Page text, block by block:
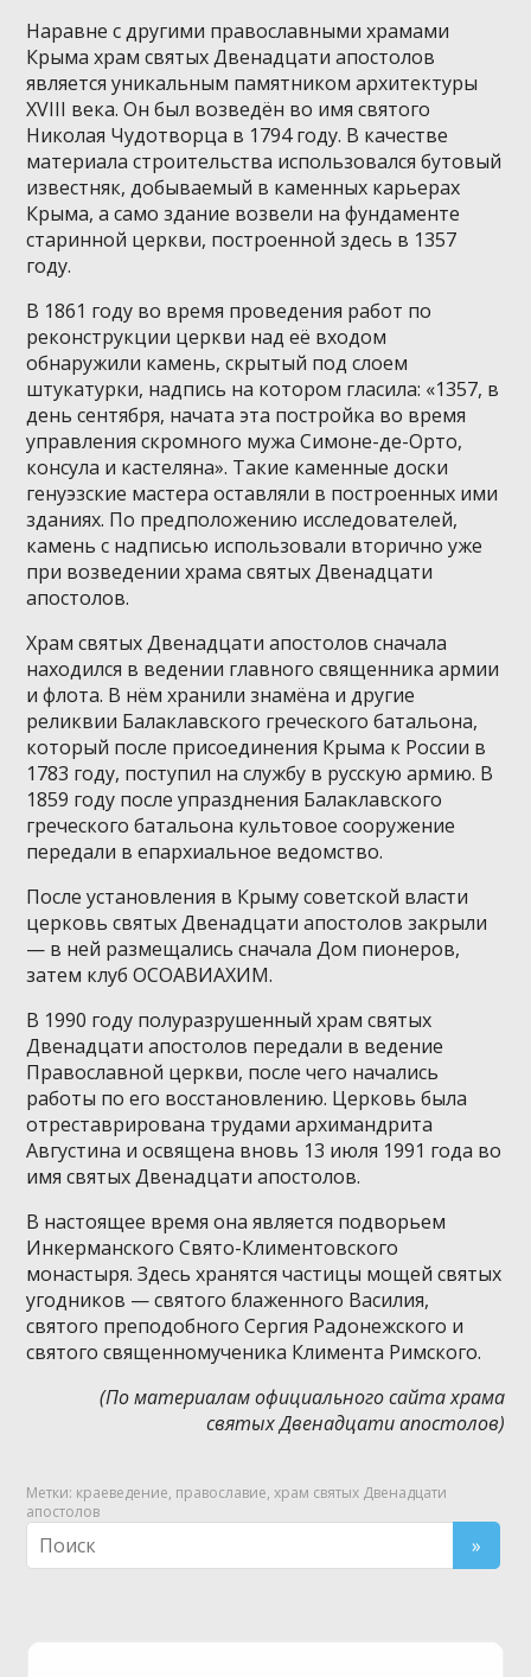
Наравне с другими православными храмами
Крыма храм святых Двенадцати апостолов
является уникальным памятником архитектуры
XVIII века. Он был возведён во имя святого
Николая Чудотворца в 1794 году. В качестве
материала строительства использовался бутовый
известняк, добываемый в каменных карьерах
Крыма, а само здание возвели на фундаменте
старинной церкви, построенной здесь в 1357
году.
В 1861 году во время проведения работ по
реконструкции церкви над её входом
обнаружили камень, скрытый под слоем
штукатурки, надпись на котором гласила: «1357, в
день сентября, начата эта постройка во время
управления скромного мужа Симоне-де-Орто,
консула и кастеляна». Такие каменные доски
генуэзские мастера оставляли в построенных ими
зданиях. По предположению исследователей,
камень с надписью использовали вторично уже
при возведении храма святых Двенадцати
апостолов.
Храм святых Двенадцати апостолов сначала
находился в ведении главного священника армии
и флота. В нём хранили знамёна и другие
реликвии Балаклавского греческого батальона,
который после присоединения Крыма к России в
1783 году, поступил на службу в русскую армию. В
1859 году после упразднения Балаклавского
греческого батальона культовое сооружение
передали в епархиальное ведомство.
После установления в Крыму советской власти
церковь святых Двенадцати апостолов закрыли
— в ней размещались сначала Дом пионеров,
затем клуб ОСОАВИАХИМ.
В 1990 году полуразрушенный храм святых
Двенадцати апостолов передали в ведение
Православной церкви, после чего начались
работы по его восстановлению. Церковь была
отреставрирована трудами архимандрита
Августина и освящена вновь 13 июля 1991 года во
имя святых Двенадцати апостолов.
В настоящее время она является подворьем
Инкерманского Свято-Климентовского
монастыря. Здесь хранятся частицы мощей святых
угодников — святого блаженного Василия,
святого преподобного Сергия Радонежского и
святого священномученика Климента Римского.
(По материалам официального сайта храма
святых Двенадцати апостолов)
Метки: краеведение, православие,храм святых Двенадцати
апостолов